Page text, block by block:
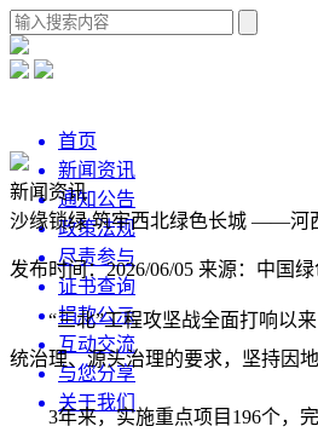
首页
新闻资讯
通知公告
政策法规
尽责参与
证书查询
捐款公示
互动交流
与您分享
关于我们
新闻资讯
沙缘锁绿 筑牢西北绿色长城 ——河
发布时间：2026/06/05 来源：中国
“三北”工程攻坚战全面打响以
统治理、源头治理的要求，坚持因
3年来，实施重点项目196个，